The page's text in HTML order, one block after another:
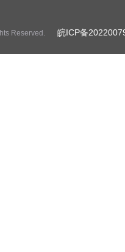
Reserved. 皖ICP备